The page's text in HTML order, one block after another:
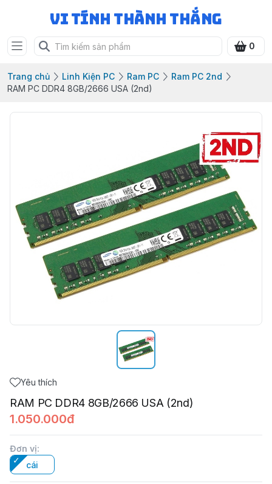
Vi Tính Thành Thắng
0
Trang chủ Linh Kiện PC Ram PC
Ram PC 2nd
RAM PC DDR4 8GB/2666 USA (2nd)
Yêu thích
RAM PC DDR4 8GB/2666 USA (2nd)
1.050.000đ
Đơn vị:
cái